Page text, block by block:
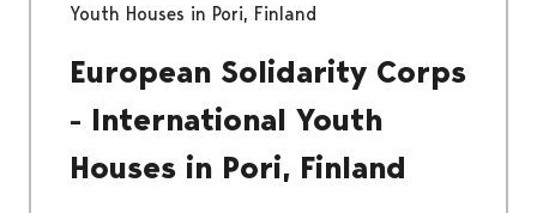
Youth Houses in Pori, Finland
European Solidarity Corps
- International Youth
Houses in Pori, Finland